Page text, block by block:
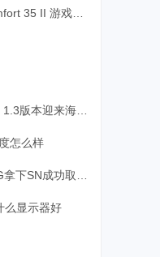
传奇3私服评测：Bose QuietComfort 35 II 游戏耳机
薪火相传 美德不灭 《QQ传奇3》1.3版本迎来海灯节
怎么样
么显示器好